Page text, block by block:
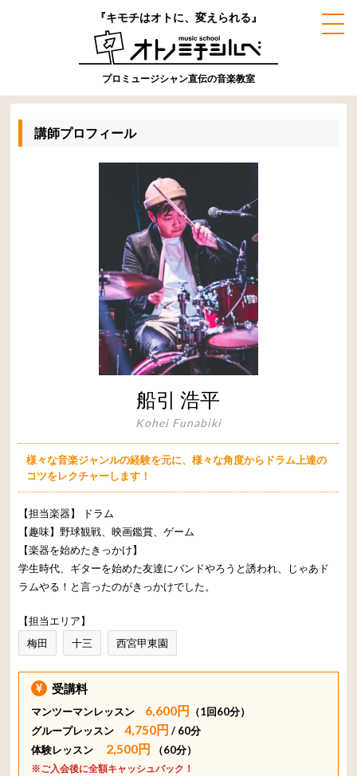
『キモチはオトに、変えられる』
プロミュージシャン直伝の音楽教室
講師プロフィール
船引 浩平
Kohei Funabiki
様々な音楽ジャンルの経験を元に、様々な角度からドラム上達の
コツをレクチャーします！
【担当楽器】
ドラム
【趣味】野球観戦、映画鑑賞、ゲーム
【楽器を始めたきっかけ】
学生時代、ギターを始めた友達にバンドやろうと誘われ、じゃあド
ラムやる！と言ったのがきっかけでした。
【担当エリア】
梅田
十三 西宮甲東園
受講料
マンツーマンレッスン 6,600円
（1回60分）
グループレッスン4,750円 / 60分
体験レッスン
2,500円 （60分）
※ご入会後に全額キャッシュバック！